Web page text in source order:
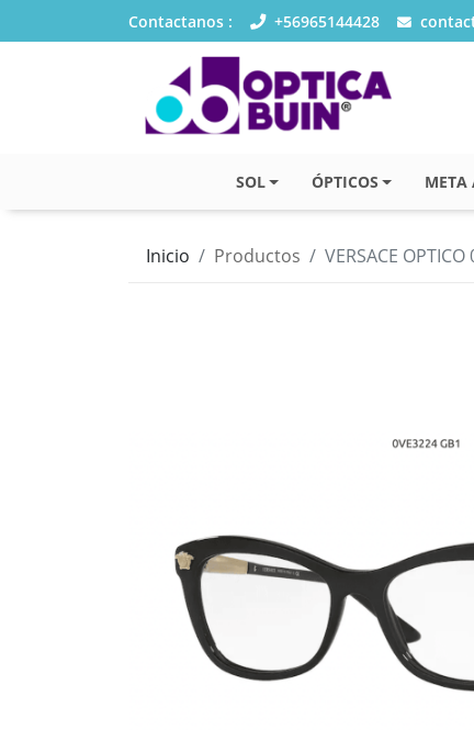
Contactanos : +56965144428
SOL ÓPTICOS META
Inicio Productos VERSACE